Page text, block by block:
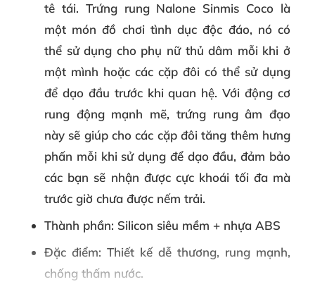
tê tái. Trứng rung Nalone Sinmis Coco là
một món đồ chơi tình dục độc đáo, nó có
thể sử dụng cho phụ nữ thủ dâm mỗi khi ở
một mình hoặc các cặp đôi có thể sử dụng
để dạo đầu trước khi quan hệ. Với động cơ
rung động mạnh mẽ, trứng rung âm đạo
này sẽ giúp cho các cặp đôi tăng thêm hưng
phấn mỗi khi sử dụng để dạo đầu, đảm bảo
các bạn sẽ nhận được cực khoái tối đa mà
trước giờ chưa được nếm trải.
Thành phần: Silicon siêu mềm + nhựa ABS
Đặc điểm: Thiết kế dễ thương, rung mạnh,
chống thấm nước.